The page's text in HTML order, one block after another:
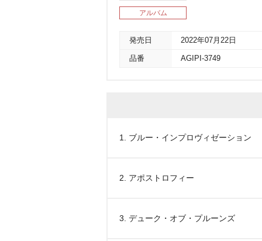
アルバム
発売日 2022年07月22日
品番 AGIPI-3749
1. ブルー・インプロヴィゼーション
2. アポストロフィー
3. デューク・オブ・プルーンズ